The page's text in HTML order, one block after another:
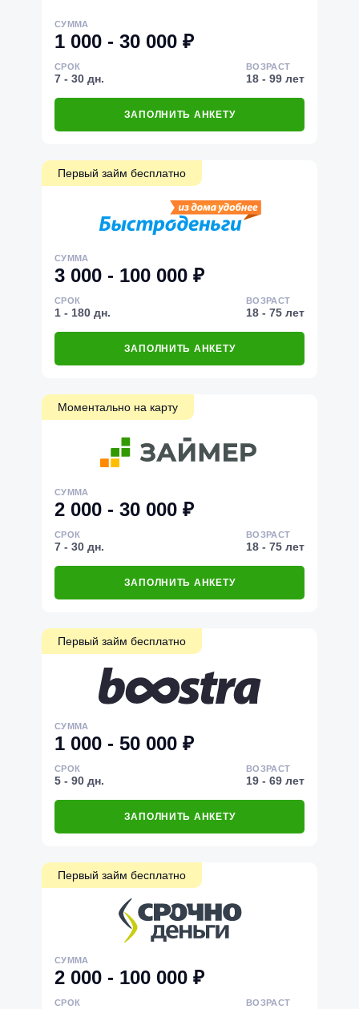
СУММА
1 000 - 30 000 ₽
СРОК
7 - 30 дн.
ВОЗРАСТ
18 - 99 лет
ЗАПОЛНИТЬ АНКЕТУ
Первый займ бесплатно
СУММА
3 000 - 100 000 ₽
СРОК
1 - 180 дн.
ВОЗРАСТ
18 - 75 лет
ЗАПОЛНИТЬ АНКЕТУ
Моментально на карту
СУММА
2 000 - 30 000 ₽
СРОК
7 - 30 дн.
ВОЗРАСТ
18 - 75 лет
ЗАПОЛНИТЬ АНКЕТУ
Первый займ бесплатно
СУММА
1 000 - 50 000 ₽
СРОК
5 - 90 дн.
ВОЗРАСТ
19 - 69 лет
ЗАПОЛНИТЬ АНКЕТУ
Первый займ бесплатно
СУММА
2 000 - 100 000 ₽
СРОК ВОЗРАСТ